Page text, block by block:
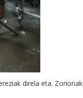
direla eta.